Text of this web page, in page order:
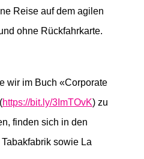
Reise auf dem agilen
ohne Rückfahrkarte.
wir im Buch «Corporate
https://bit.ly/3ImTOvK) zu
finden sich in den
sowie La